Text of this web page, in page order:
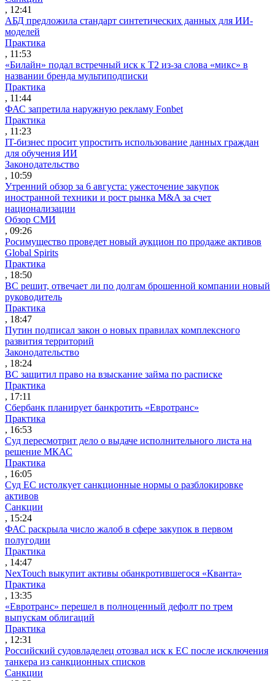
, 12:41
АБД предложила стандарт синтетических данных для ИИ-
моделей
Практика
, 11:53
«Билайн» подал встречный иск к Т2 из-за слова «микс» в
названии бренда мультиподписки
Практика
, 11:44
ФАС запретила наружную рекламу Fonbet
Практика
, 11:23
IT-бизнес просит упростить использование данных граждан
для обучения ИИ
Законодательство
, 10:59
Утренний обзор за 6 августа: ужесточение закупок
иностранной техники и рост рынка M&A за счет
национализации
Обзор СМИ
, 09:26
Росимущество проведет новый аукцион по продаже активов
Global Spirits
Практика
, 18:50
ВС решит, отвечает ли по долгам брошенной компании новый
руководитель
Практика
, 18:47
Путин подписал закон о новых правилах комплексного
развития территорий
Законодательство
, 18:24
ВС защитил право на взыскание займа по расписке
Практика
, 17:11
Сбербанк планирует банкротить «Евротранс»
Практика
, 16:53
Суд пересмотрит дело о выдаче исполнительного листа на
решение МКАС
Практика
, 16:05
Суд ЕС истолкует санкционные нормы о разблокировке
активов
Санкции
, 15:24
ФАС раскрыла число жалоб в сфере закупок в первом
полугодии
Практика
, 14:47
NexTouch выкупит активы обанкротившегося «Кванта»
Практика
, 13:35
«Евротранс» перешел в полноценный дефолт по трем
выпускам облигаций
Практика
, 12:31
Российский судовладелец отозвал иск к ЕС после исключения
танкера из санкционных списков
Санкции